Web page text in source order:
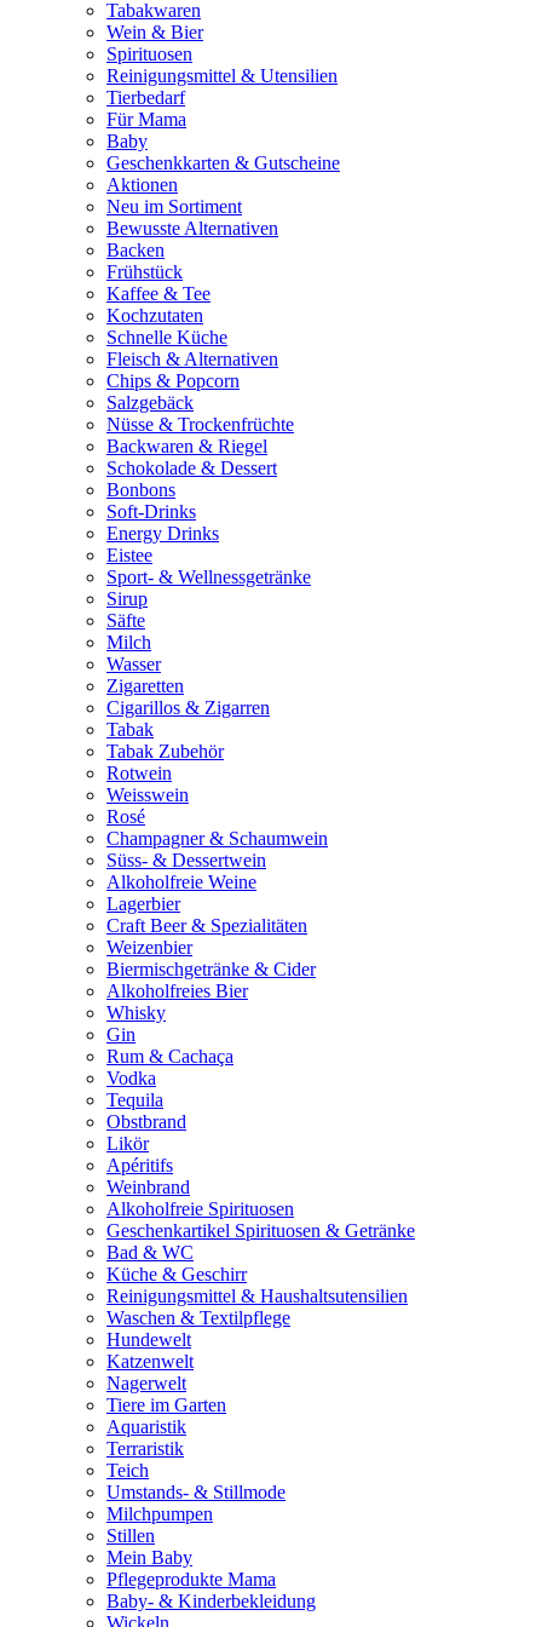
Tabakwaren
Wein & Bier
Spirituosen
Reinigungsmittel & Utensilien
Tierbedarf
Für Mama
Baby
Geschenkkarten & Gutscheine
Aktionen
Neu im Sortiment
Bewusste Alternativen
Backen
Frühstück
Kaffee & Tee
Kochzutaten
Schnelle Küche
Fleisch & Alternativen
Chips & Popcorn
Salzgebäck
Nüsse & Trockenfrüchte
Backwaren & Riegel
Schokolade & Dessert
Bonbons
Soft-Drinks
Energy Drinks
Eistee
Sport- & Wellnessgetränke
Sirup
Säfte
Milch
Wasser
Zigaretten
Cigarillos & Zigarren
Tabak
Tabak Zubehör
Rotwein
Weisswein
Rosé
Champagner & Schaumwein
Süss- & Dessertwein
Alkoholfreie Weine
Lagerbier
Craft Beer & Spezialitäten
Weizenbier
Biermischgetränke & Cider
Alkoholfreies Bier
Whisky
Gin
Rum & Cachaça
Vodka
Tequila
Obstbrand
Likör
Apéritifs
Weinbrand
Alkoholfreie Spirituosen
Geschenkartikel Spirituosen & Getränke
Bad & WC
Küche & Geschirr
Reinigungsmittel & Haushaltsutensilien
Waschen & Textilpflege
Hundewelt
Katzenwelt
Nagerwelt
Tiere im Garten
Aquaristik
Terraristik
Teich
Umstands- & Stillmode
Milchpumpen
Stillen
Mein Baby
Pflegeprodukte Mama
Baby- & Kinderbekleidung
Wickeln